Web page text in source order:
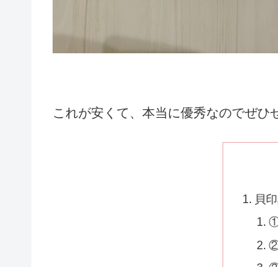
これが安くて、本当に優秀なのでぜひ
貝
①
②